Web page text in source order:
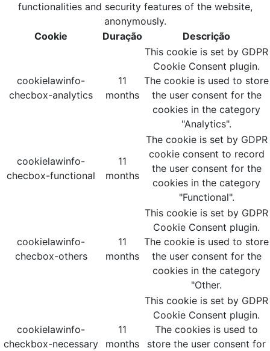
functionalities and security features of the website,
anonymously.
Cookie
Duração Descrição
cookielawinfo-
checbox-analytics
11
months
This cookie is set by GDPR
Cookie Consent plugin.
The cookie is used to store
the user consent for the
cookies in the category
"Analytics".
cookielawinfo-
checbox-functional
11
months
The cookie is set by GDPR
cookie consent to record
the user consent for the
cookies in the category
"Functional".
cookielawinfo-
checbox-others
11
months
This cookie is set by GDPR
Cookie Consent plugin.
The cookie is used to store
the user consent for the
cookies in the category
"Other.
cookielawinfo-
checkbox-necessary
11
months
This cookie is set by GDPR
Cookie Consent plugin.
The cookies is used to
store the user consent for